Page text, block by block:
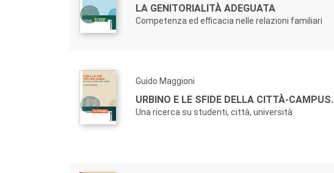
LA GENITORIALITÀ ADEGUATA
Competenza ed efficacia nelle relazioni familiari
Guido Maggioni
URBINO E LE SFIDE DELLA CITTÀ-CAMPUS.
Una ricerca su studenti, città, università